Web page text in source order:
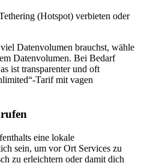
(Hotspot) verbieten oder
Datenvolumen brauchst, wähle
Datenvolumen. Bei Bedarf
ist transparenter und oft
Tarif mit vagen
eine lokale
sein, um vor Ort Services zu
zu erleichtern oder damit dich